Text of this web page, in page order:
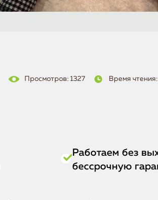
Просмотров: 1327 Время
Работаем без
бессрочную